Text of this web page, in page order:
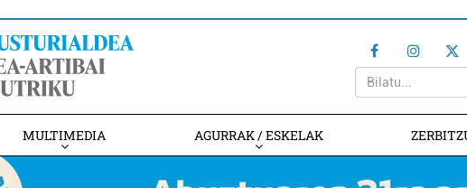
MULTIMEDIA AGURRAK / ESKELAK